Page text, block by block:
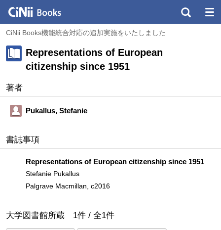
CiNii Books機能統合対応の追加実施をいたしました
Representations of European
citizenship since 1951
著者
Pukallus, Stefanie
書誌事項
Representations of European citizenship since 1951
Stefanie Pukallus
Palgrave Macmillan, c2016
大学図書館所蔵 1件 / 全1件